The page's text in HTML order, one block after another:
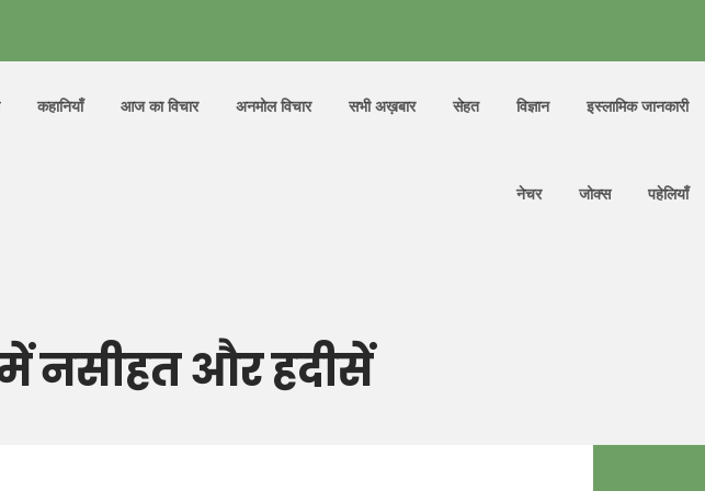
कहानियाँ आज का विचार अनमोल विचार सभी अख़बार सेहत विज्ञान इस्लामिक जानकारी
नेचर जोक्स पहेलियाँ
नसीहत और हदीसें